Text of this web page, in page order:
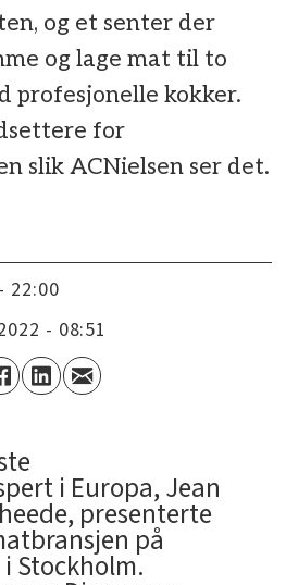
og et senter der
og lage mat til to
profesjonelle kokker.
for
slik ACNielsen ser det.
22:00
- 08:51
i Europa, Jean
presenterte
på
Stockholm.